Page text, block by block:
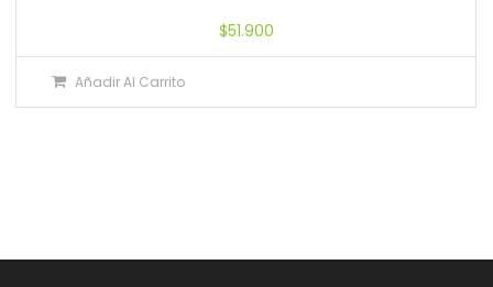
$51.900
Añadir Al Carrito